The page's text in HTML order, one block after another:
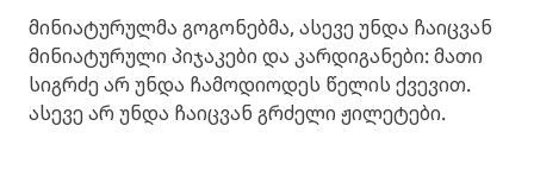
მინიატურულმა გოგონებმა, ასევე უნდა ჩაიცვან
მინიატურული პიჯაკები და კარდიგანები: მათი
სიგრძე არ უნდა ჩამოდიოდეს წელის ქვევით.
ასევე არ უნდა ჩაიცვან გრძელი ჟილეტები.